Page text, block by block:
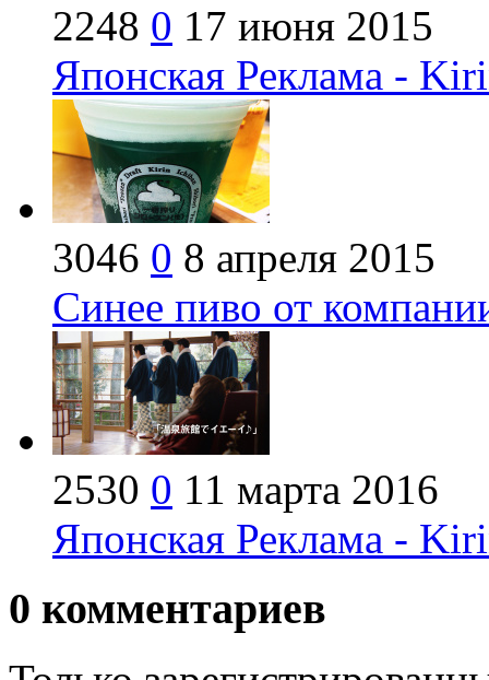
2248 0 17 июня 2015
Японская Реклама -
3046 0 8 апреля 2015
Синее пиво от
2530 0 11 марта 2016
Японская Реклама -
0 комментариев